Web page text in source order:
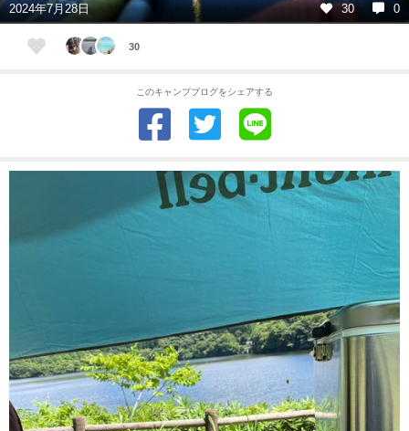
2024年7月28日 30 0
30
このキャンプブログをシェアする